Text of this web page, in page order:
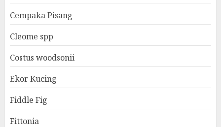
Cempaka Pisang
Cleome spp
Costus woodsonii
Ekor Kucing
Fiddle Fig
Fittonia